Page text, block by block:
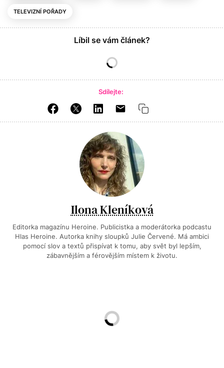
TELEVIZNÍ POŘADY
Líbil se vám článek?
Sdílejte:
Ilona Kleníková
Editorka magazínu Heroine. Publicistka a moderátorka podcastu
Hlas Heroine. Autorka knihy sloupků Julie Červené. Má ambici
pomocí slov a textů přispívat k tomu, aby svět byl lepším,
zábavnějším a férovějším místem k životu.